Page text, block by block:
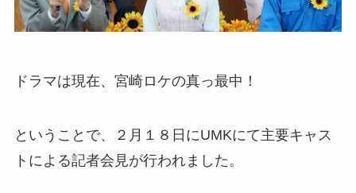
ドラマは現在、宮崎ロケの真っ最中！
ということで、２月１８日にUMKにて主要キャス
トによる記者会見が行われました。